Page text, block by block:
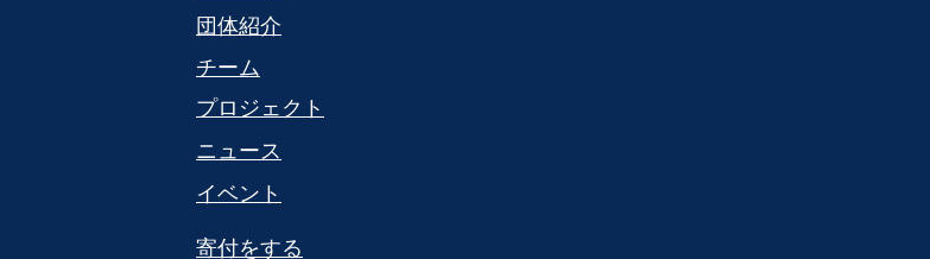
団体紹介
​チーム
プロジェクト
​ニュース
​イベント
寄付をする